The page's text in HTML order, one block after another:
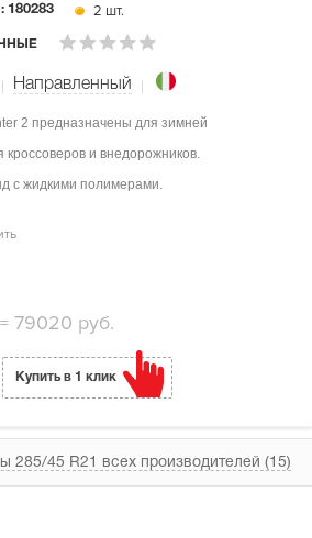
180283 2 шт.
Направленный
2 предназначены для зимней
и внедорожников.
с жидкими полимерами.
= 79020 руб.
Купить в 1 клик
285/45 R21 всех производителей (15)